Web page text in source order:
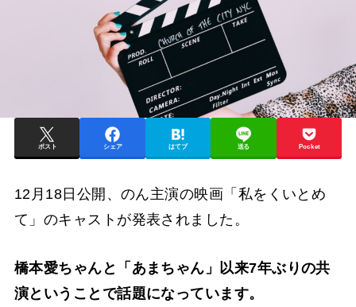
ポスト シェア はてブ 送る Pocket
12月18日公開、のん主演の映画「私をくいとめ
て」のキャストが発表されました。
橋本愛ちゃんと「あまちゃん」以来7年ぶりの共
演ということで話題になっています。